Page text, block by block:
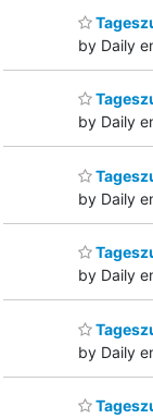
by Daily
by Daily
by Daily
by Daily
by Daily